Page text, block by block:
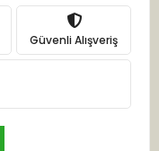
Güvenli Alışveriş